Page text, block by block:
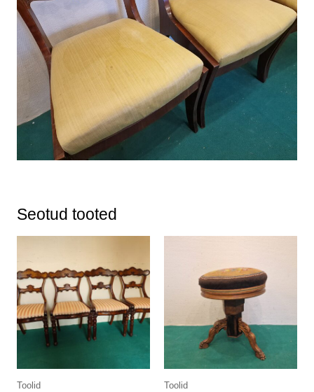
Seotud tooted
Toolid Toolid